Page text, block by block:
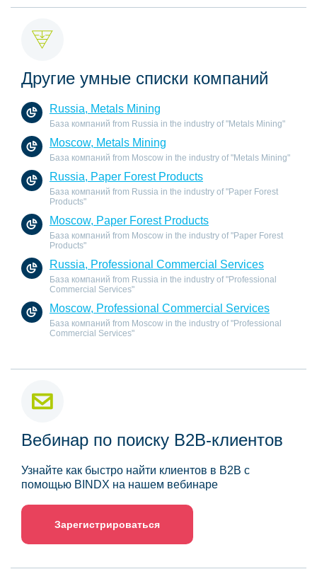
Другие умные списки компаний
Russia, Metals Mining
База компаний from Russia in the industry of "Metals Mining"
Moscow, Metals Mining
База компаний from Moscow in the industry of "Metals Mining"
Russia, Paper Forest Products
База компаний from Russia in the industry of "Paper Forest
Products"
Moscow, Paper Forest Products
База компаний from Moscow in the industry of "Paper Forest
Products"
Russia, Professional Commercial Services
База компаний from Russia in the industry of "Professional
Commercial Services"
Moscow, Professional Commercial Services
База компаний from Moscow in the industry of "Professional
Commercial Services"
Вебинар по поиску B2B-клиентов
Узнайте как быстро найти клиентов в B2B с
помощью BINDX на нашем вебинаре
Зарегистрироваться